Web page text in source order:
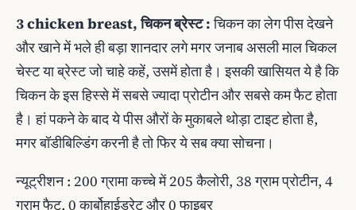
3 chicken breast, चिकन ब्रेस्‍ट :चिकन का लेग पीस देखने
और खाने में भले ही बड़ा शानदार लगे मगर जनाब असली माल चिकल
चेस्‍ट या ब्रेस्‍ट जो चाहे कहें, उसमें होता है। इसकी खासियत ये है कि
चिकन के इस हिस्‍से में सबसे ज्‍यादा प्रोटीन और सबसे कम फैट होता
है। हां पकने के बाद ये पीस औरों के मुकाबले थोड़ा टाइट होता है,
मगर बॉडीबिल्‍डिंग करनी है तो फिर ये सब क्‍या सोचना।
न्‍यूट्रीशन : 200 ग्रामा कच्‍चे में 205 कैलोरी, 38 ग्राम प्रोटीन, 4
ग्राम फैट, 0 कार्बोहाईड्रेट और 0 फाइबर